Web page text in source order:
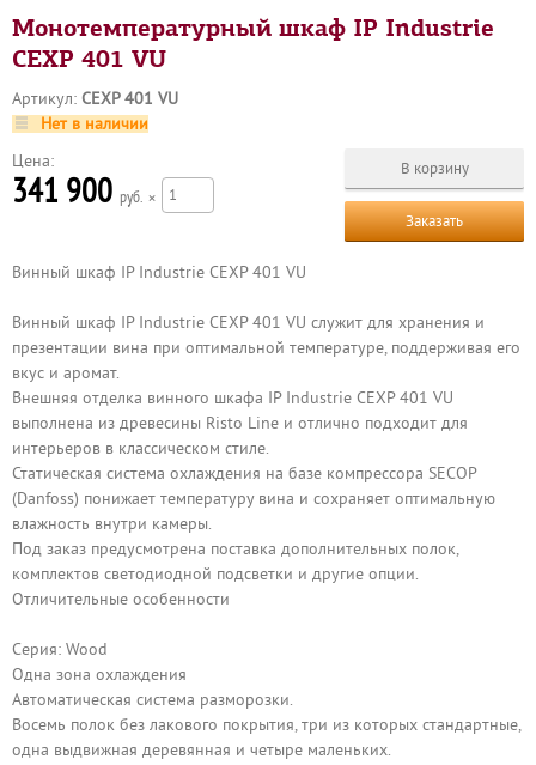
Монотемпературный шкаф IP Industrie
CEXP 401 VU
Артикул: CEXP 401 VU
Нет в наличии
Цена:
341 900 р
×
Заказать
Винный шкаф IP Industrie CEXP 401 VU
Винный шкаф IP Industrie CEXP 401 VU служит для хранения и
презентации вина при оптимальной температуре, поддерживая его
вкус и аромат.
Внешняя отделка винного шкафа IP Industrie CEXP 401 VU
выполнена из древесины Risto Line и отлично подходит для
интерьеров в классическом стиле.
Статическая система охлаждения на базе компрессора SECOP
(Danfoss) понижает температуру вина и сохраняет оптимальную
влажность внутри камеры.
Под заказ предусмотрена поставка дополнительных полок,
комплектов светодиодной подсветки и другие опции.
Отличительные особенности
Серия: Wood
Одна зона охлаждения
Автоматическая система разморозки.
Восемь полок без лакового покрытия, три из которых стандартные,
одна выдвижная деревянная и четыре маленьких.